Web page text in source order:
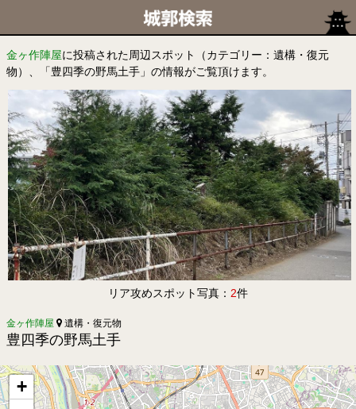
金ヶ作陣屋に投稿された周辺スポット（カテゴリー：遺構・復元
物）、「豊四季の野馬土手」の情報がご覧頂けます。
リア攻めスポット写真： 2件
金ヶ作陣屋 遺構・復元物
豊四季の野馬土手
+